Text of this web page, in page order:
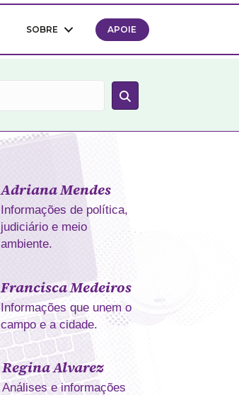
SOBRE APOIE
Adriana Mendes
Informações de política,
judiciário e meio
ambiente.
Francisca Medeiros
Informações que unem o
campo e a cidade.
Regina Alvarez
Análises e informações